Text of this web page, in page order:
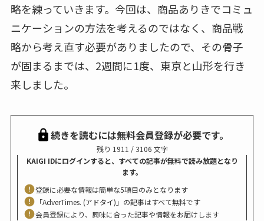
略を練っていきます。今回は、商品ありきでコミュ
ニケーションの方法を考えるのではなく、商品戦
略から考え直す必要がありましたので、その骨子
が固まるまでは、2週間に1度、東京と山形を行き
来しました。
続きを読むには無料会員登録が必要です。
残り 1911 / 3106 文字
KAIGI IDにログインすると、すべての記事が無料で読み放題となり
ます。
登録に必要な情報は簡単な5項目のみとなります
「AdverTimes. (アドタイ)」の記事はすべて無料です
会員登録により、興味に合った記事や情報をお届けします